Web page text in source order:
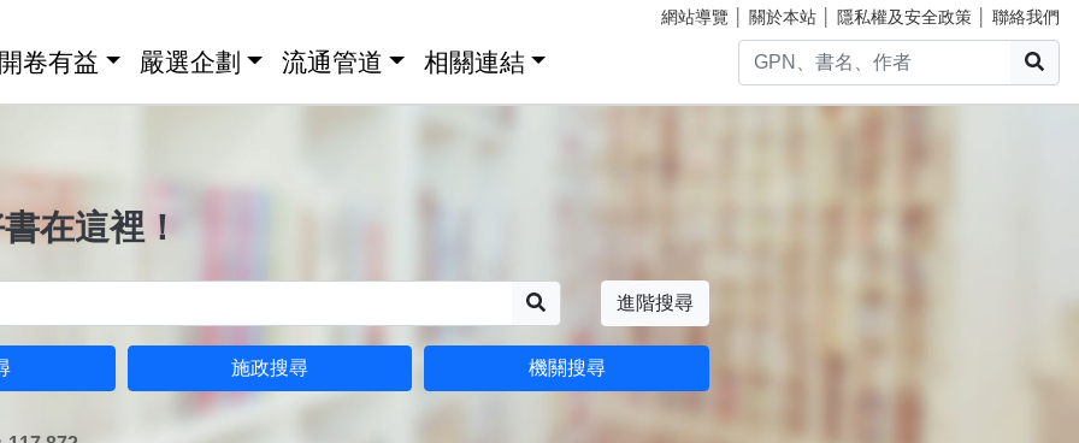
網站導覽 關於本站 隱私權及安全政策 聯絡我們
卷有益 嚴選企劃 流通管道 相關連結
在這裡！
進階搜尋
施政搜尋 機關搜尋